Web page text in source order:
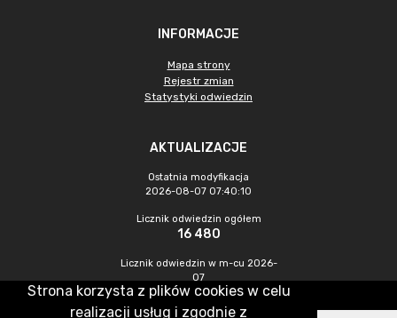
INFORMACJE
Mapa strony
Rejestr zmian
Statystyki odwiedzin
AKTUALIZACJE
Ostatnia modyfikacja
2026-08-07 07:40:10
Licznik odwiedzin ogółem
16 480
Licznik odwiedzin w m-cu 2026-
07
920
Strona korzysta z plików cookies w celu
realizacji usług i zgodnie z